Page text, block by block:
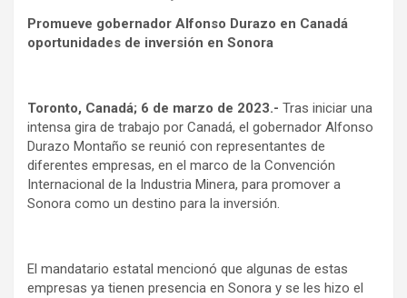
Promueve gobernador Alfonso Durazo en Canadá
oportunidades de inversión en Sonora
Toronto, Canadá; 6 de marzo de 2023.- Tras iniciar una
intensa gira de trabajo por Canadá, el gobernador Alfonso
Durazo Montaño se reunió con representantes de
diferentes empresas, en el marco de la Convención
Internacional de la Industria Minera, para promover a
Sonora como un destino para la inversión.
El mandatario estatal mencionó que algunas de estas
empresas ya tienen presencia en Sonora y se les hizo el